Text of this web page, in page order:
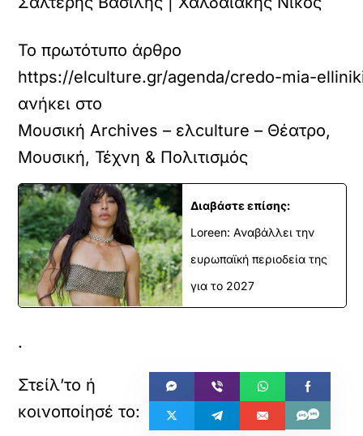
Το πρωτότυπο άρθρο
https://elculture.gr/agenda/credo-mia-
ανήκει στο
Μουσική Archives – ελculture – Θέατρο,
Μουσική, Τέχνη & Πολιτισμός
Διαβάστε επίσης:
Loreen: Αναβάλλει την
ευρωπαϊκή περιοδεία της
για το 2027
.